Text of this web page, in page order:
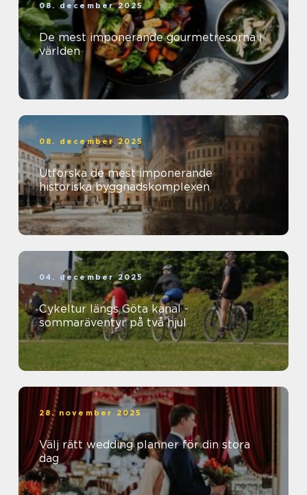
08. december 2025
De mest imponerande gourmetresorna i
världen
08. december 2025
Utforska de mest imponerande
historiska byggnadskomplexen
04. december 2025
Cykeltur längs Göta kanal -
sommaräventyr på två hjul
28. november 2025
Välj rätt wedding planner för din stora
dag